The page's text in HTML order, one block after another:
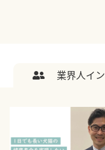
業界人イン